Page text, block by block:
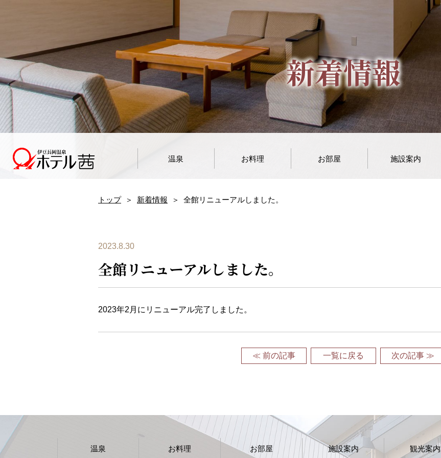
新着情報
温泉 お料理 お部屋 施設案内
トップ 新着情報 全館リニューアルしました。
2023.8.30
全館リニューアルしました。
2023年2月にリニューアル完了しました。
≪ 前の記事 一覧に戻る 次の記事 ≫
温泉 お料理 お部屋 施設案内 観光案内